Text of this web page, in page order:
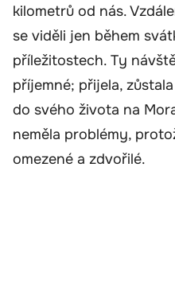
kilometrů od nás.
se viděli jen během
příležitostech. Ty
příjemné; přijela,
do svého života na
neměla problémy,
omezené a zdvořilé.